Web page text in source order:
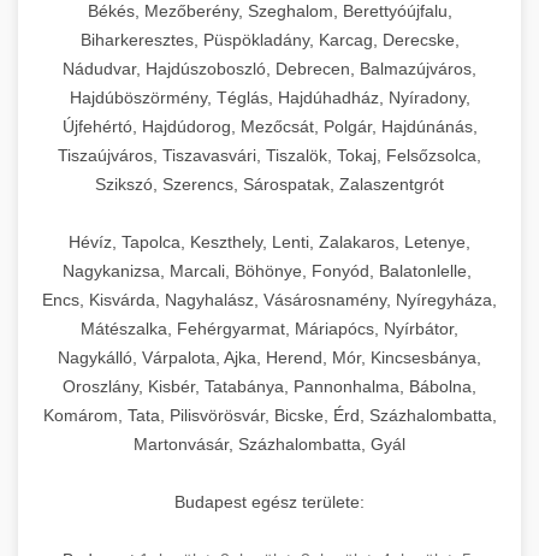
Békés, Mezőberény, Szeghalom, Berettyóújfalu,
Biharkeresztes, Püspökladány, Karcag, Derecske,
Nádudvar, Hajdúszoboszló, Debrecen, Balmazújváros,
Hajdúböszörmény, Téglás, Hajdúhadház, Nyíradony,
Újfehértó, Hajdúdorog, Mezőcsát, Polgár, Hajdúnánás,
Tiszaújváros, Tiszavasvári, Tiszalök, Tokaj, Felsőzsolca,
Szikszó, Szerencs, Sárospatak, Zalaszentgrót
Hévíz, Tapolca, Keszthely, Lenti, Zalakaros, Letenye,
Nagykanizsa, Marcali, Böhönye, Fonyód, Balatonlelle,
Encs, Kisvárda, Nagyhalász, Vásárosnamény, Nyíregyháza,
Mátészalka, Fehérgyarmat, Máriapócs, Nyírbátor,
Nagykálló, Várpalota, Ajka, Herend, Mór, Kincsesbánya,
Oroszlány, Kisbér, Tatabánya, Pannonhalma, Bábolna,
Komárom, Tata, Pilisvörösvár, Bicske, Érd, Százhalombatta,
Martonvásár, Százhalombatta, Gyál
Budapest egész területe: